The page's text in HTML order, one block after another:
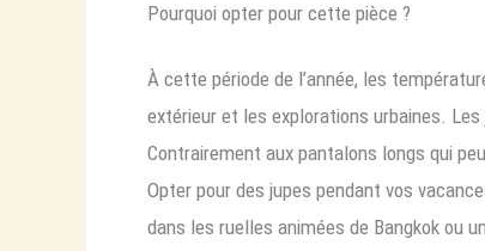
Pourquoi opter pour cette pièce ?
À cette période de l’année, les
extérieur et les explorations urbaines.
Contrairement aux pantalons longs qui
Opter pour des jupes pendant vos
dans les ruelles animées de Bangkok ou